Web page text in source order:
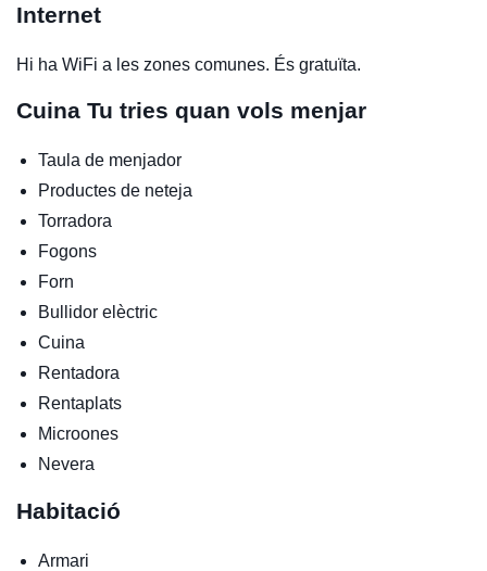
Internet
Hi ha WiFi a les zones comunes. És gratuïta.
Cuina Tu tries quan vols menjar
Taula de menjador
Productes de neteja
Torradora
Fogons
Forn
Bullidor elèctric
Cuina
Rentadora
Rentaplats
Microones
Nevera
Habitació
Armari